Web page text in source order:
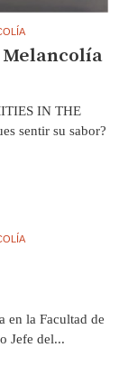
IN THE
sentir su sabor?
en la Facultad de
Jefe del...